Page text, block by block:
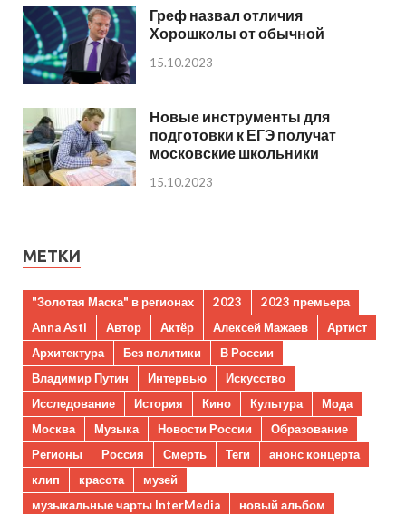
Греф назвал отличия
Хорошколы от обычной
15.10.2023
Новые инструменты для
подготовки к ЕГЭ получат
московские школьники
15.10.2023
МЕТКИ
"Золотая Маска" в регионах 2023
2023 премьера
Anna Asti
Автор Актёр Алексей Мажаев
Артист
Архитектура
Без политики
В России
Владимир Путин
Интервью
Искусство
Исследование
История Кино Культура
Мода
Москва
Музыка Новости России
Образование
Регионы
Россия Смерть Теги
анонс концерта
клип
красота
музей
музыкальные чарты InterMedia
новый альбом